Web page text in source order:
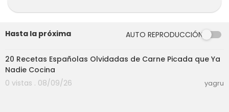
urra a sus autores.
Visita ➜https://elcomidista.elpais.com/
Síguenos en Facebook ➜
k.com/elcomidista/
Síguenos en Twitter ➜
https://twitter.com/ElCom
Hasta la próxima AUTO REPRODUCCIÓN
27:18
20 Recetas Españolas Olvidadas de Carne Picada que Ya
Nadie Cocina
0 vistas . 08/09/26
yagru